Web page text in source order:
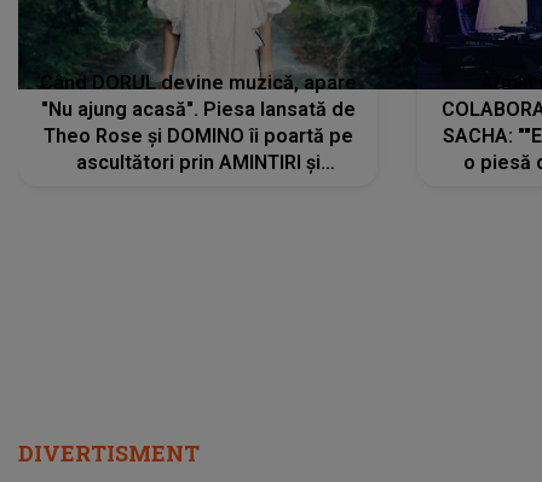
Când DORUL devine muzică, apare
"Nu ajung acasă". Piesa lansată de
Theo Rose și DOMINO îi poartă pe
ascultători prin AMINTIRI și
SACHA:
o piesă
DIVERTISMENT